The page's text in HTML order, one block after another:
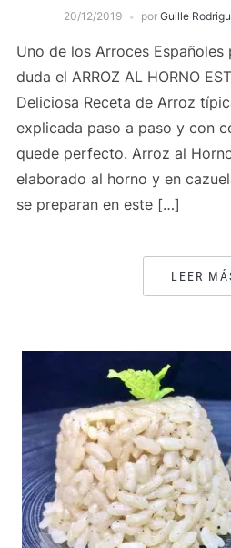
20/12/2019 por Guille
Uno de los Arroces
duda el ARROZ AL HORNO
Deliciosa Receta de Arroz
explicada paso a paso y con
quede perfecto. Arroz al
elaborado al horno y en
se preparan en este […]
LEER